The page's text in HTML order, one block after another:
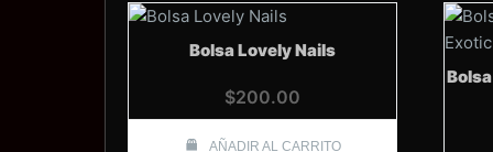
Bolsa Lovely Nails
$200.00
AÑADIR AL CARRITO